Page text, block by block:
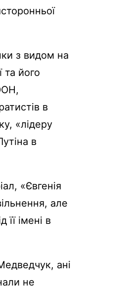
з видом на
та його
в
«лідеру
в
«Євгенія
але
імені в
ані
не